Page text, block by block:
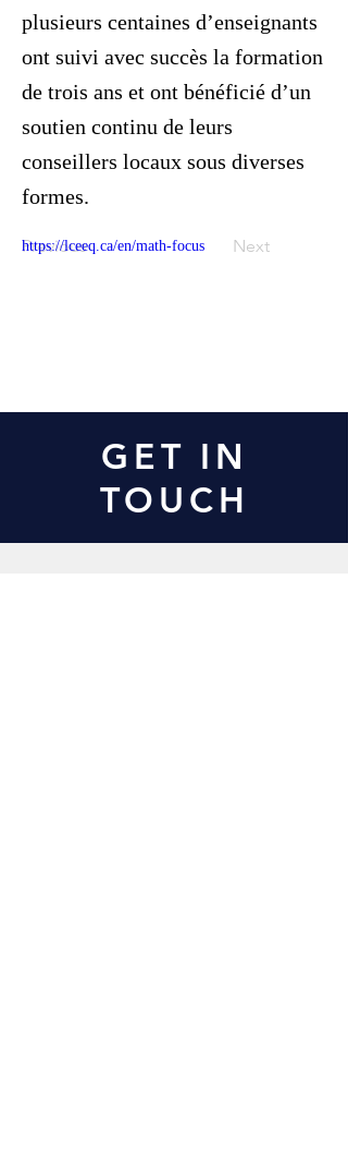
plusieurs centaines d’enseignants
ont suivi avec succès la formation
de trois ans et ont bénéficié d’un
soutien continu de leurs
conseillers locaux sous diverses
formes.
Previous Next
https://lceeq.ca/en/math-focus
GET IN
TOUCH